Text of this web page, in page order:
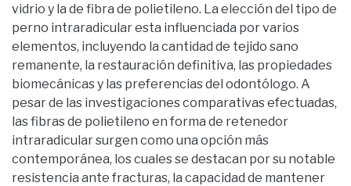
vidrio y la de fibra de polietileno. La elección del tipo de
perno intraradicular esta influenciada por varios
elementos, incluyendo la cantidad de tejido sano
remanente, la restauración definitiva, las propiedades
biomecánicas y las preferencias del odontólogo. A
pesar de las investigaciones comparativas efectuadas,
las fibras de polietileno en forma de retenedor
intraradicular surgen como una opción más
contemporánea, los cuales se destacan por su notable
resistencia ante fracturas, la capacidad de mantener